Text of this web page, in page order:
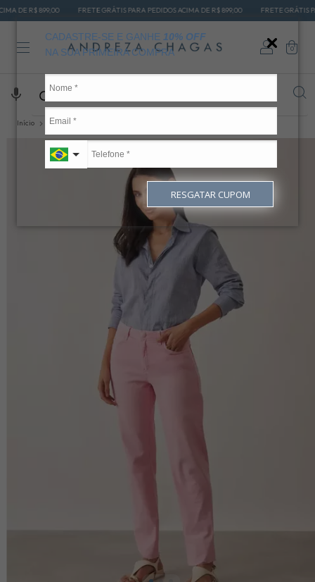
CADASTRE-SE E GANHE 10% OFF
NA SUA PRIMEIRA COMPRA
RESGATAR CUPOM
FRETE GRÁTIS PARA PEDIDOS ACIMA DE R$ 899,00 FRETE GRÁTIS PARA
0
Início CALÇAS JEANS